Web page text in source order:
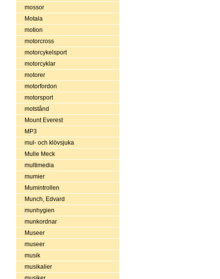
mossor
Motala
motion
motorcross
motorcykelsport
motorcyklar
motorer
motorfordon
motorsport
motstånd
Mount Everest
MP3
mul- och klövsjuka
Mulle Meck
multimedia
mumier
Mumintrollen
Munch, Edvard
munhygien
munkordnar
Museer
museer
musik
musikalier